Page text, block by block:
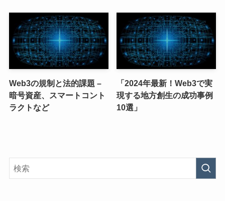
Web3の規制と法的課題 –
暗号資産、スマートコント
ラクトなど
「2024年最新！Web3で実
現する地方創生の成功事例
10選」